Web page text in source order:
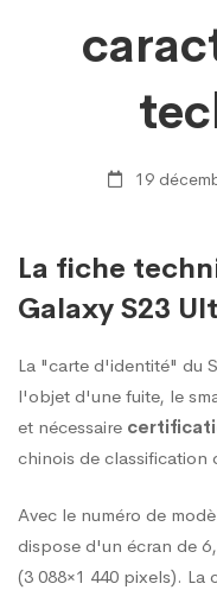
S23
Ultra
toutes
les
19
La fiche
Galaxy S23
La "carte d'identité" du
l'objet d'une fuite, le
et nécessaire
chinois de classification
Avec le numéro de
dispose d'un écran de
(3 088×1 440 pixels). La